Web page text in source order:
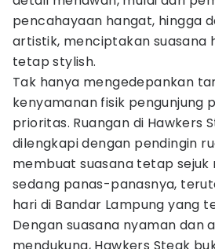
pencahayaan hangat, hingga
artistik, menciptakan suasana
tetap stylish.
Tak hanya mengedepankan
kenyamanan fisik pengunjung
prioritas. Ruangan di Hawkers
dilengkapi dengan pendingin
membuat suasana tetap sejuk
sedang panas-panasnya,
hari di Bandar Lampung yang
Dengan suasana nyaman dan